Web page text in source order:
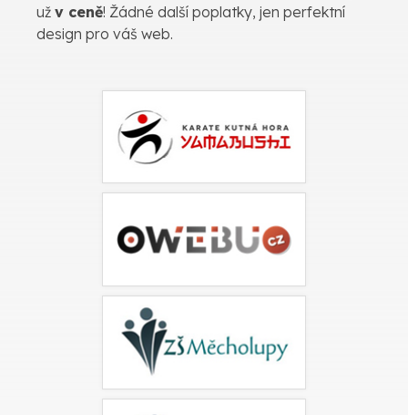
už v ceně! Žádné další poplatky, jen perfektní
design pro váš web.